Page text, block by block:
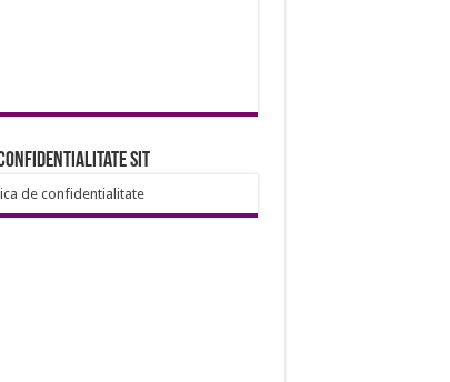
sit
de confidentialitate